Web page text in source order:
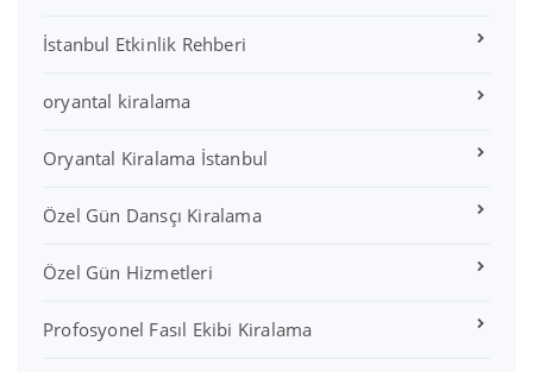
İstanbul Etkinlik Rehberi
oryantal kiralama
Oryantal Kiralama İstanbul
Özel Gün Dansçı Kiralama
Özel Gün Hizmetleri
Profosyonel Fasıl Ekibi Kiralama